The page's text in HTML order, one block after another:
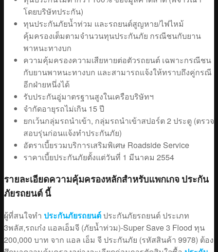
โดยบริษัทประกัน)
ทุนประกันภัยน้ำท่วม และรถยนต์สูญหาย/ไฟไหม้
คุ้มครองเต็มตามจำนวนทุนประกันภัย กรณีชนกับยาน
พาหนะทางบก
ความคุ้มครองความเสียหายต่อตัวรถยนต์ เฉพาะกรณีชน
กับยานพาหนะทางบก และสามารถแจ้งให้ทราบถึงคู่กรณี
อีกฝ่ายหนึ่งได้
รับประกันอู่มาตรฐานสูงในเครือบริษัทฯ
จำกัดอายุรถไม่เกิน 15 ปี
ยกเว้นกลุ่มรถนำเข้า, กลุ่มรถนำเข้าสปอร์ต 2 ประตู (ตรวจ
สอบรุ่นก่อนแจ้งทำประกันภัย)
อัตราเบี้ยรวมบริการเสริมพิเศษ Roadside Service
ราคาเบี้ยประกันภัยตั้งแต่วันที่ 1 มีนาคม 2554
รายละเอียดความคุ้มครองหลักสำหรับแพกเกจ ประกัน
ภัยรถยนต์ นี้
ผู้ที่สนใจทำ ประกันภัยรถยนต์ ประกันภัยรถยนต์ ประเภท
3พลัส,รถเก๋ง แอลเอ็มจี (ภัยน้ำท่วม)-Super Save 3 Flood ทุน
200,000 บาท จาก แอล เอ็ม จี ประกันภัย (รหัสสินค้า 9978) ต้อง